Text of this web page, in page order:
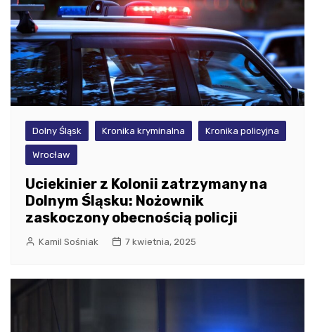
Dolny Śląsk Kronika kryminalna Kronika policyjna
Wrocław
Uciekinier z Kolonii zatrzymany na
Dolnym Śląsku: Nożownik
zaskoczony obecnością policji
Kamil Sośniak 7 kwietnia, 2025